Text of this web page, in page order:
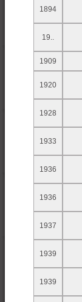
1894
19..
1909
1920
1928
1933
1936
1936
1937
1939
1939